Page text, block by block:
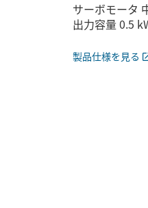
サーボモータ
出力容量 0.5
製品仕様を見る